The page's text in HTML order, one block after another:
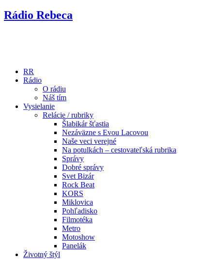
Rádio Rebeca
RR
Rádio
O rádiu
Náš tím
Vysielanie
Relácie / rubriky
Šlabikár šťastia
Nezáväzne s Evou Lacovou
Naše veci verejné
Na potulkách – cestovateľská rubrika
Správy
Dobré správy
Svet Bizár
Rock Beat
KORS
Miklovica
Pohľadisko
Filmotéka
Metro
Motoshow
Panelák
Životný štýl